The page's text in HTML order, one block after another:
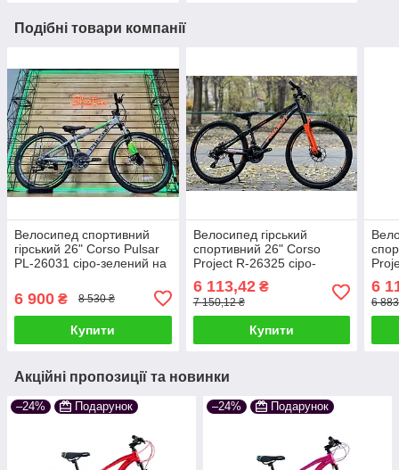
Подібні товари компанії
Велосипед спортивний
гірський 26" Corso Pulsar
PL-26031 сіро-зелений на
ПОДРЯПИНИ НА РАМІ
6 900 ₴ 8 530 ₴
Купити
Велосипед гірський
спортивний 26" Corso
Project R-26325 сіро-
130-145 см УЦІНКА
ПОДРЯПИНИ НА РАМІ !
6 113,42₴
7 150,12 ₴
Купити
6
6
Акційні пропозиції та новинки
–24% Подарунок –24% Подарунок